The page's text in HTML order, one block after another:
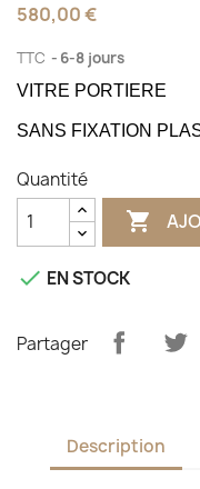
580,00 €
TTC 6-8 jours
VITRE PORTIERE
SANS FIXATION
Quantité

 EN STOCK
Partager
Description